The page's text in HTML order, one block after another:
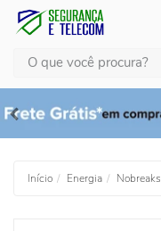
Busca
Início Energia Nobreaks